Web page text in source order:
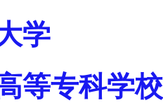
学
等专科学校